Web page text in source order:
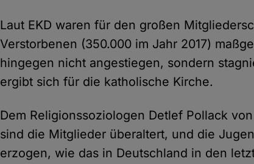
Laut EKD waren für den großen
Verstorbenen (350.000 im Jahr 2017)
hingegen nicht angestiegen, sondern
ergibt sich für die katholische Kirche.
Dem Religionssoziologen Detlef Pollack
sind die Mitglieder überaltert, und die
erzogen, wie das in Deutschland in den